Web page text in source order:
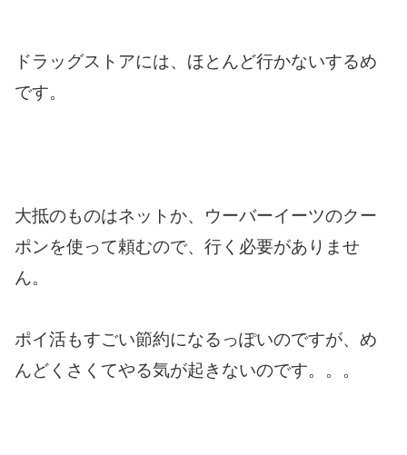
ドラッグストアには、ほとんど行かないするめ
です。
大抵のものはネットか、ウーバーイーツのクー
ポンを使って頼むので、行く必要がありませ
ん。
ポイ活もすごい節約になるっぽいのですが、め
んどくさくてやる気が起きないのです。。。